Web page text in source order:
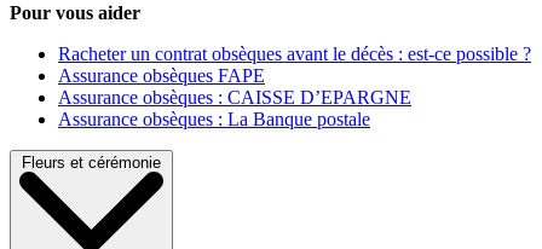
Pour vous aider
Racheter un contrat obsèques avant le décès : est-ce possible ?
Assurance obsèques FAPE
Assurance obsèques : CAISSE D’EPARGNE
Assurance obsèques : La Banque postale
Fleurs et cérémonie